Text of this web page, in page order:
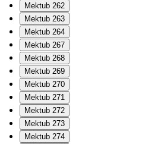
Mektub 262
Mektub 263
Mektub 264
Mektub 267
Mektub 268
Mektub 269
Mektub 270
Mektub 271
Mektub 272
Mektub 273
Mektub 274